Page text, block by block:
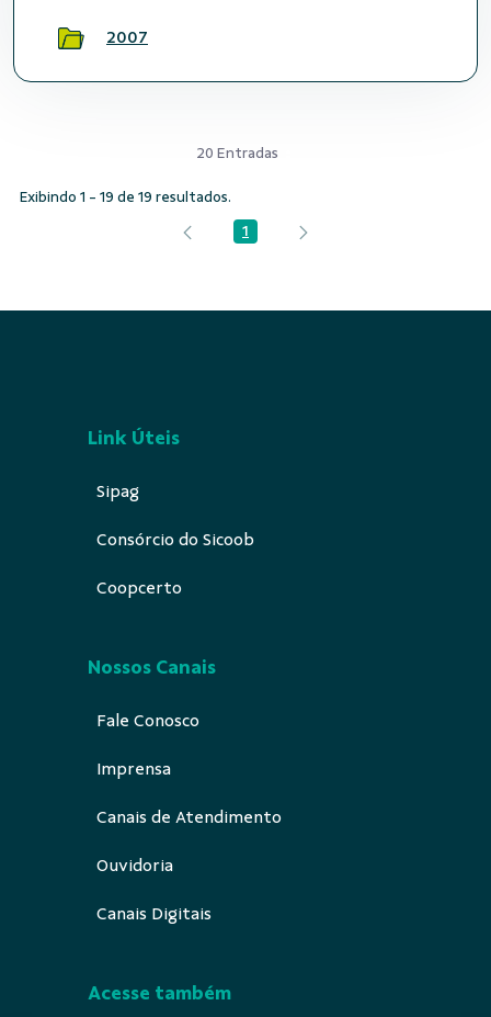
2007
20 Entradas
Exibindo 1 - 19 de 19 resultados.
Página
1
Link Úteis
Sipag
Consórcio do Sicoob
Coopcerto
Nossos Canais
Fale Conosco
Imprensa
Canais de Atendimento
Ouvidoria
Canais Digitais
Acesse também